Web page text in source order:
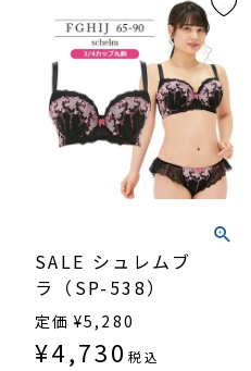
SALE シュレムブ
ラ（SP-538）
定価 ¥5,280
¥4,730 税込